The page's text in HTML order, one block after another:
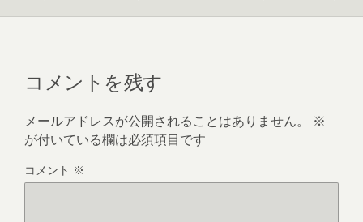
コメントを残す
メールアドレスが公開されることはありません。
※
が付いている欄は必須項目です
コメント ※